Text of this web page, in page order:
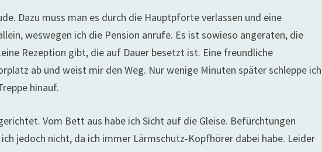
Dazu muss man es durch die Hauptpforte verlassen und eine
weswegen ich die Pension anrufe. Es ist sowieso angeraten, die
Rezeption gibt, die auf Dauer besetzt ist. Eine freundliche
ab und weist mir den Weg. Nur wenige Minuten später schleppe ich
hinauf.
Vom Bett aus habe ich Sicht auf die Gleise. Befürchtungen
jedoch nicht, da ich immer Lärmschutz-Kopfhörer dabei habe. Leider